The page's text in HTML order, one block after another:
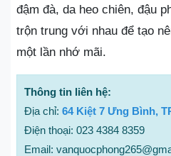
đậm đà, da heo chiên, đậu
trộn trung với nhau để tạo
một lần nhớ mãi.
Thông tin liên hệ:
Địa chỉ: 64 Kiệt 7 Ưng Bình,
Điện thoại: 023 4384 8359
Email: